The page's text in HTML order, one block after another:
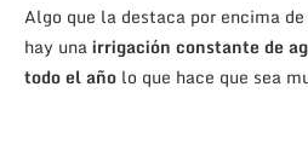
Algo que la destaca por encima
hay unairrigación constante de
todo el año lo que hace que sea